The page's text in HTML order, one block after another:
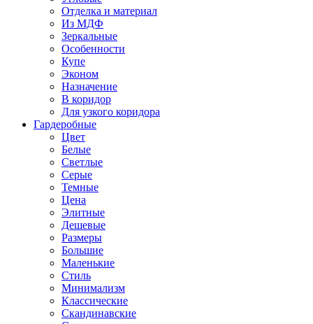
Отделка и материал
Из МДФ
Зеркальные
Особенности
Купе
Эконом
Назначение
В коридор
Для узкого коридора
Гардеробные
Цвет
Белые
Светлые
Серые
Темные
Цена
Элитные
Дешевые
Размеры
Большие
Маленькие
Стиль
Минимализм
Классические
Скандинавские